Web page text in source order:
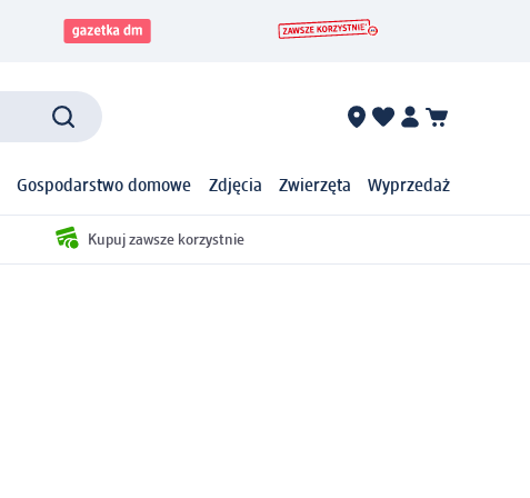
Gospodarstwo domowe Zdjęcia Zwierzęta Wyprzedaż
Kupuj zawsze korzystnie